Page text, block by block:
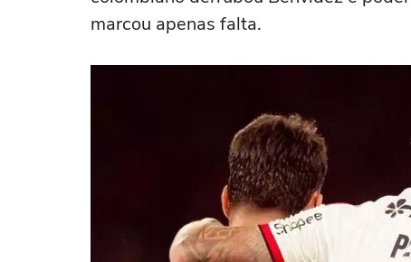
marcou apenas falta.